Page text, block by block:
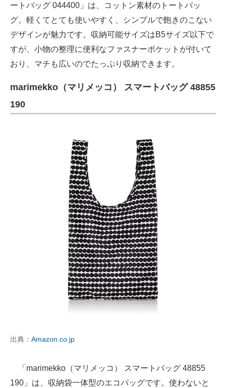
ートバッグ 044400」は、コットン素材のトートバッ
グ。軽くてとても使いやすく、シンプルで飽きのこない
デザインが魅力です。収納可能サイズはB5サイズ以下で
すが、小物の整理に便利なファスナーポケットが付いて
おり、マチも広いのでたっぷり収納できます。
marimekko（マリメッコ） スマートバッグ 48855
190
出典： Amazon.co.jp
「marimekko（マリメッコ） スマートバッグ 48855
190」は、収納袋一体型のエコバッグです。使わないと